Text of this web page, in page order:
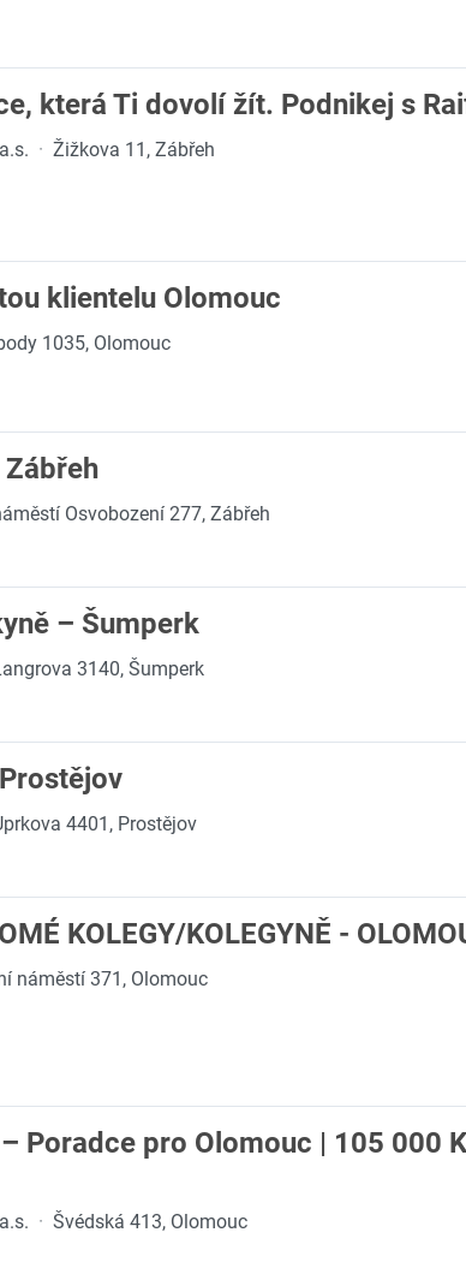
která Ti dovolí žít. Podnikej s
· Žižkova 11, Zábřeh
klientelu Olomouc
1035, Olomouc
Osvobození 277, Zábřeh
– Šumperk
3140, Šumperk
4401, Prostějov
KOLEGY/KOLEGYNĚ -
náměstí 371, Olomouc
Poradce pro Olomouc | 105 000
· Švédská 413, Olomouc